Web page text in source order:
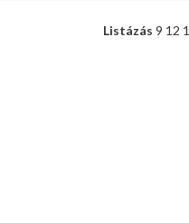
Listázás 9 12